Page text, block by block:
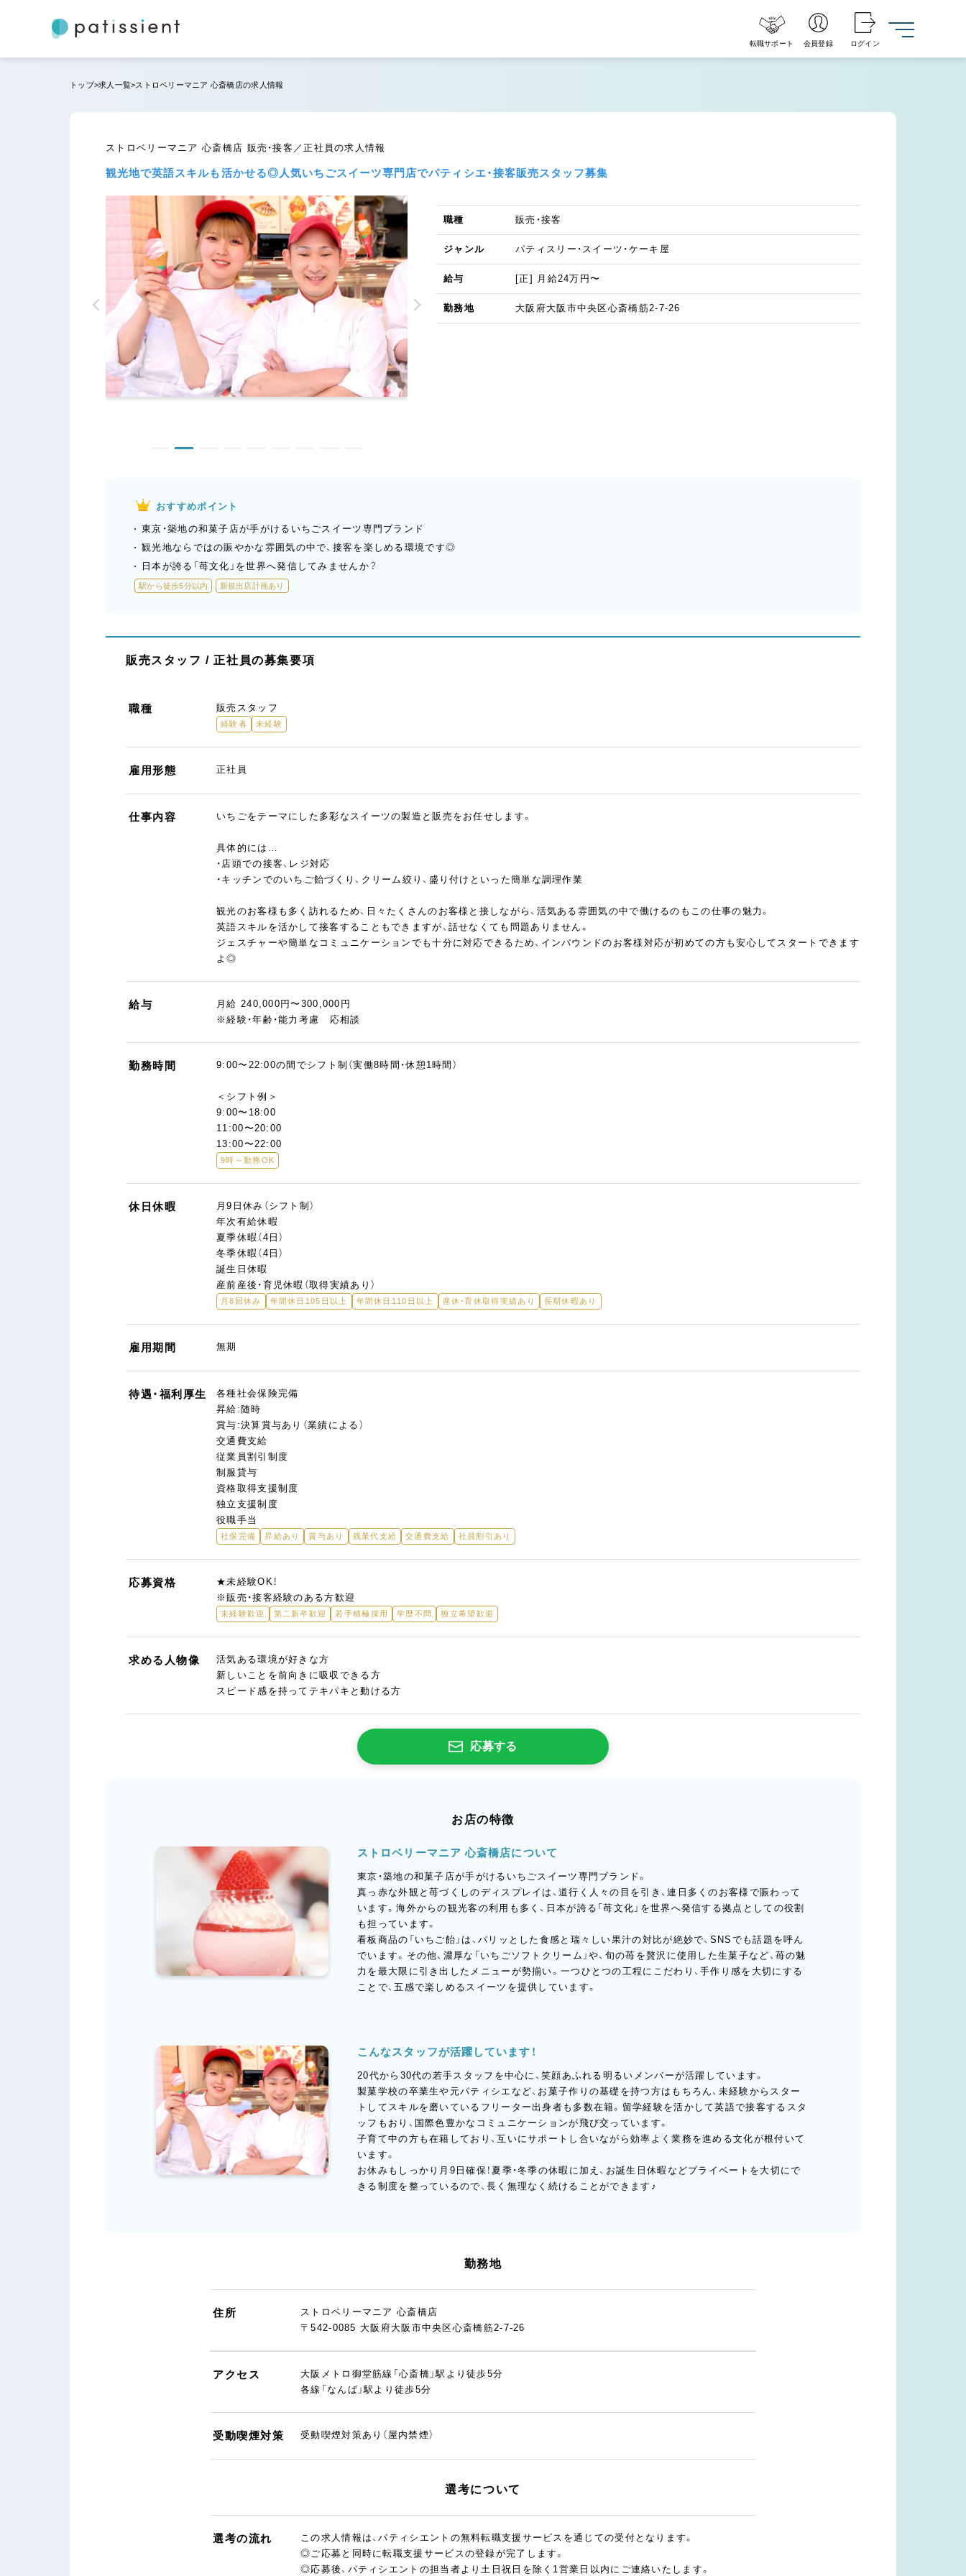
転職サポート 会員登録 ログイン
トップ 求人一覧 ストロベリーマニア 心斎橋店の求人情報
ストロベリーマニア 心斎橋店 販売・接客／正社員の求人情報
観光地で英語スキルも活かせる◎人気いちごスイーツ専門店でパティシエ・接客販売スタッフ募集
職種 販売・接客
ジャンル パティスリー・スイーツ・ケーキ屋
給与 [正] 月給24万円〜
勤務地 大阪府大阪市中央区心斎橋筋2-7-26
おすすめポイント
東京・築地の和菓子店が手がけるいちごスイーツ専門ブランド
観光地ならではの賑やかな雰囲気の中で、接客を楽しめる環境です◎
日本が誇る「苺文化」を世界へ発信してみませんか？
駅から徒歩5分以内 新規出店計画あり
販売スタッフ / 正社員の募集要項
職種 販売スタッフ
経験者 未経験
雇用形態 正社員
仕事内容 いちごをテーマにした多彩なスイーツの製造と販売をお任せします。
具体的には…
・店頭での接客、レジ対応
・キッチンでのいちご飴づくり、クリーム絞り、盛り付けといった簡単な調理作業
観光のお客様も多く訪れるため、日々たくさんのお客様と接しながら、活気ある雰囲気の中で働けるのもこの仕事の魅力。
英語スキルを活かして接客することもできますが、話せなくても問題ありません。
ジェスチャーや簡単なコミュニケーションでも十分に対応できるため、インバウンドのお客様対応が初めての方も安心してスタートできます
よ◎
給与
月給 240,000円〜300,000円
※経験・年齢・能力考慮 応相談
勤務時間 9:00〜22:00の間でシフト制（実働8時間・休憩1時間）
＜シフト例＞
9:00〜18:00
11:00〜20:00
13:00〜22:00
9時～勤務OK
休日休暇
月9日休み（シフト制）
年次有給休暇
夏季休暇（4日）
冬季休暇（4日）
誕生日休暇
産前産後・育児休暇（取得実績あり）
月8回休み 年間休日105日以上 年間休日110日以上 産休・育休取得実績あり 長期休暇あり
雇用期間 無期
待遇・福利厚生
各種社会保険完備
昇給:随時
賞与:決算賞与あり（業績による）
交通費支給
従業員割引制度
制服貸与
資格取得支援制度
独立支援制度
役職手当
社保完備 昇給あり 賞与あり 残業代支給 交通費支給 社員割引あり
応募資格
★未経験OK！
※販売・接客経験のある方歓迎
未経験歓迎 第二新卒歓迎 若手積極採用 学歴不問 独立希望歓迎
求める人物像
活気ある環境が好きな方
新しいことを前向きに吸収できる方
スピード感を持ってテキパキと動ける方
応募する
お店の特徴
ストロベリーマニア 心斎橋店について
東京・築地の和菓子店が手がけるいちごスイーツ専門ブランド。
真っ赤な外観と苺づくしのディスプレイは、道行く人々の目を引き、連日多くのお客様で賑わって
います。海外からの観光客の利用も多く、日本が誇る「苺文化」を世界へ発信する拠点としての役割
も担っています。
看板商品の「いちご飴」は、パリッとした食感と瑞々しい果汁の対比が絶妙で、SNSでも話題を呼ん
でいます。その他、濃厚な「いちごソフトクリーム」や、旬の苺を贅沢に使用した生菓子など、苺の魅
力を最大限に引き出したメニューが勢揃い。一つひとつの工程にこだわり、手作り感を大切にする
ことで、五感で楽しめるスイーツを提供しています。
こんなスタッフが活躍しています！
20代から30代の若手スタッフを中心に、笑顔あふれる明るいメンバーが活躍しています。
製菓学校の卒業生や元パティシエなど、お菓子作りの基礎を持つ方はもちろん、未経験からスター
トしてスキルを磨いているフリーター出身者も多数在籍。留学経験を活かして英語で接客するスタ
ッフもおり、国際色豊かなコミュニケーションが飛び交っています。
子育て中の方も在籍しており、互いにサポートし合いながら効率よく業務を進める文化が根付いて
います。
お休みもしっかり月9日確保！夏季・冬季の休暇に加え、お誕生日休暇などプライベートを大切にで
きる制度を整っているので、長く無理なく続けることができます♪
勤務地
住所
ストロベリーマニア 心斎橋店
〒542-0085 大阪府大阪市中央区心斎橋筋2-7-26
アクセス
大阪メトロ御堂筋線「心斎橋」駅より徒歩5分
各線「なんば」駅より徒歩5分
受動喫煙対策 受動喫煙対策あり（屋内禁煙）
選考について
選考の流れ
この求人情報は、パティシエントの無料転職支援サービスを通じての受付となります。
◎ご応募と同時に転職支援サービスの登録が完了します。
◎応募後、パティシエントの担当者より土日祝日を除く1営業日以内にご連絡いたします。